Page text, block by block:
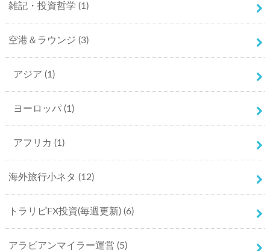
雑記・投資哲学 (1)
空港＆ラウンジ (3)
アジア (1)
ヨーロッパ (1)
アフリカ (1)
海外旅行小ネタ (12)
トラリピFX投資(毎週更新) (6)
アラビアンマイラー運営 (5)